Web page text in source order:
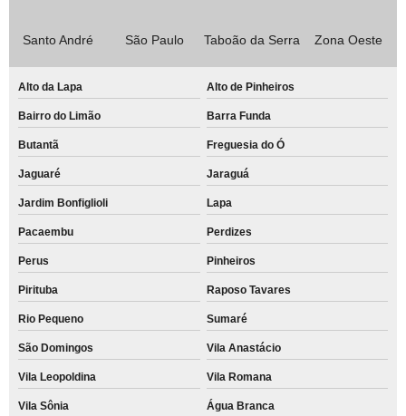
Santo André São Paulo Taboão da Serra Zona Oeste
Alto da Lapa Alto de Pinheiros
Bairro do Limão Barra Funda
Butantã Freguesia do Ó
Jaguaré Jaraguá
Jardim Bonfiglioli Lapa
Pacaembu Perdizes
Perus Pinheiros
Pirituba Raposo Tavares
Rio Pequeno Sumaré
São Domingos Vila Anastácio
Vila Leopoldina Vila Romana
Vila Sônia Água Branca